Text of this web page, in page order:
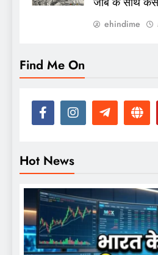
ehindime
Find Me On
Hot News